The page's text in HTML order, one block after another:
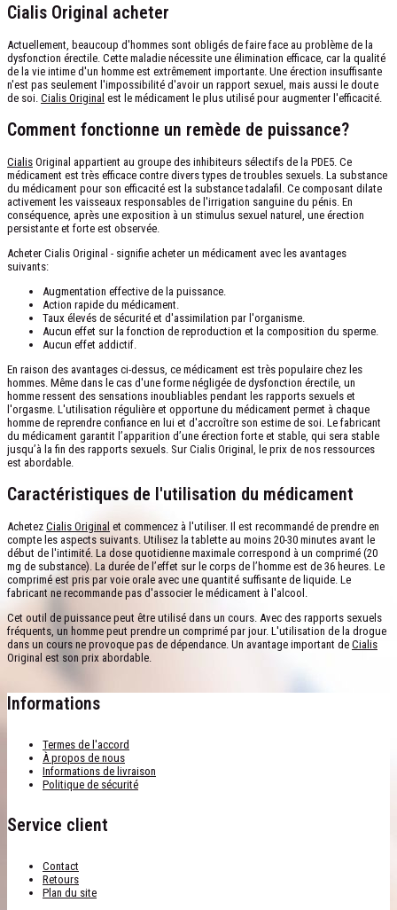
Cialis Original acheter
Actuellement, beaucoup d'hommes sont obligés de faire face au problème de la
dysfonction érectile. Cette maladie nécessite une élimination efficace, car la qualité
de la vie intime d'un homme est extrêmement importante. Une érection insuffisante
n'est pas seulement l'impossibilité d'avoir un rapport sexuel, mais aussi le doute
de soi. Cialis Original est le médicament le plus utilisé pour augmenter l'efficacité.
Comment fonctionne un remède de puissance?
Cialis Original appartient au groupe des inhibiteurs sélectifs de la PDE5. Ce
médicament est très efficace contre divers types de troubles sexuels. La substance
du médicament pour son efficacité est la substance tadalafil. Ce composant dilate
activement les vaisseaux responsables de l'irrigation sanguine du pénis. En
conséquence, après une exposition à un stimulus sexuel naturel, une érection
persistante et forte est observée.
Acheter Cialis Original - signifie acheter un médicament avec les avantages
suivants:
Augmentation effective de la puissance.
Action rapide du médicament.
Taux élevés de sécurité et d'assimilation par l'organisme.
Aucun effet sur la fonction de reproduction et la composition du sperme.
Aucun effet addictif.
En raison des avantages ci-dessus, ce médicament est très populaire chez les
hommes. Même dans le cas d'une forme négligée de dysfonction érectile, un
homme ressent des sensations inoubliables pendant les rapports sexuels et
l'orgasme. L'utilisation régulière et opportune du médicament permet à chaque
homme de reprendre confiance en lui et d'accroître son estime de soi. Le fabricant
du médicament garantit l’apparition d’une érection forte et stable, qui sera stable
jusqu’à la fin des rapports sexuels. Sur Cialis Original, le prix de nos ressources
est abordable.
Caractéristiques de l'utilisation du médicament
Achetez Cialis Original et commencez à l'utiliser. Il est recommandé de prendre en
compte les aspects suivants. Utilisez la tablette au moins 20-30 minutes avant le
début de l'intimité. La dose quotidienne maximale correspond à un comprimé (20
mg de substance). La durée de l’effet sur le corps de l’homme est de 36 heures. Le
comprimé est pris par voie orale avec une quantité suffisante de liquide. Le
fabricant ne recommande pas d'associer le médicament à l'alcool.
Cet outil de puissance peut être utilisé dans un cours. Avec des rapports sexuels
fréquents, un homme peut prendre un comprimé par jour. L'utilisation de la drogue
dans un cours ne provoque pas de dépendance. Un avantage important de Cialis
Original est son prix abordable.
Informations
Termes de l'accord
À propos de nous
Informations de livraison
Politique de sécurité
Service client
Contact
Retours
Plan du site